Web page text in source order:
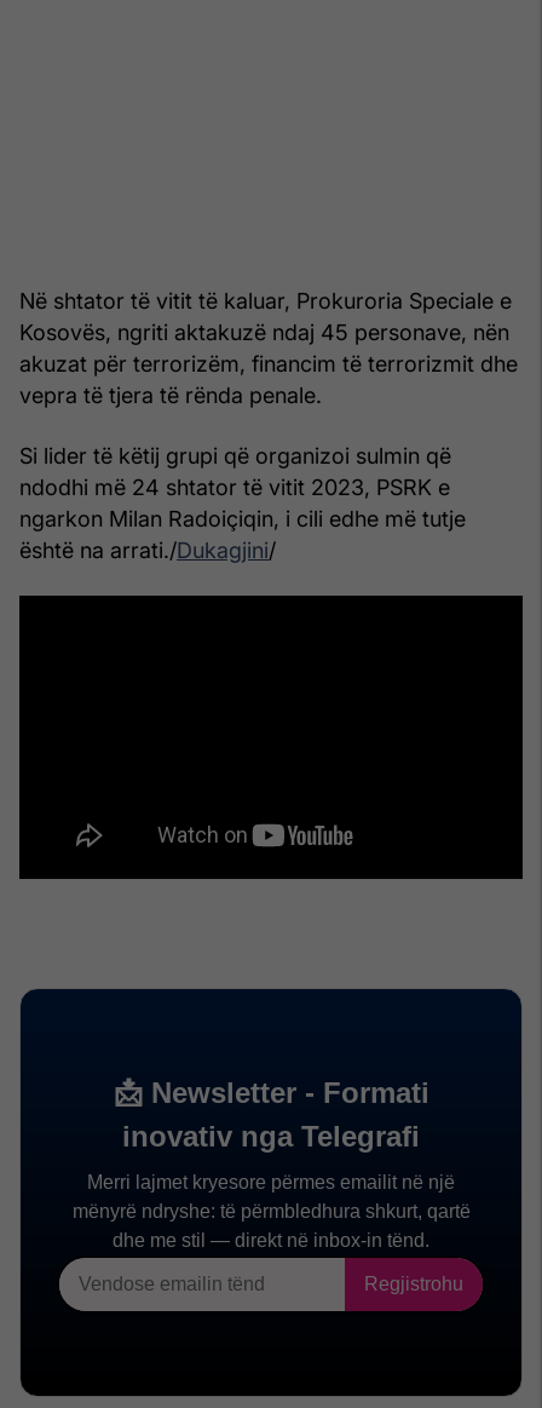
Në shtator të vitit të kaluar, Prokuroria Speciale e
Kosovës, ngriti aktakuzë ndaj 45 personave, nën
akuzat për terrorizëm, financim të terrorizmit dhe
vepra të tjera të rënda penale.
Si lider të këtij grupi që organizoi sulmin që
ndodhi më 24 shtator të vitit 2023, PSRK e
ngarkon Milan Radoiçiqin, i cili edhe më tutje
është na arrati./Dukagjini/